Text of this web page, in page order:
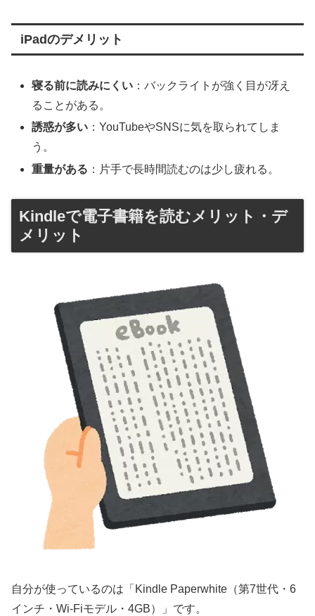
iPadのデメリット
寝る前に読みにくい ：バックライトが強く目が冴え
ることがある。
誘惑が多い ：YouTubeやSNSに気を取られてしま
う。
重量がある ：片手で長時間読むのは少し疲れる。
Kindleで電子書籍を読むメリット・デ
メリット
自分が使っているのは「Kindle Paperwhite（第7世代・6
インチ・Wi-Fiモデル・4GB）」です。